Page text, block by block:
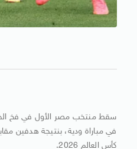
سقط منتخب مصر الأول في فخ
في مباراة ودية، بنتيجة هدفين
كأس العالم 2026.